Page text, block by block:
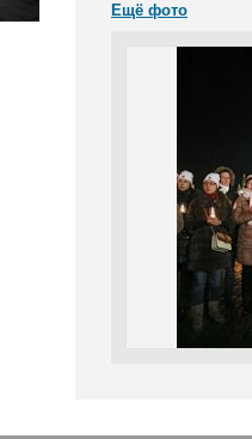
Ещё фото